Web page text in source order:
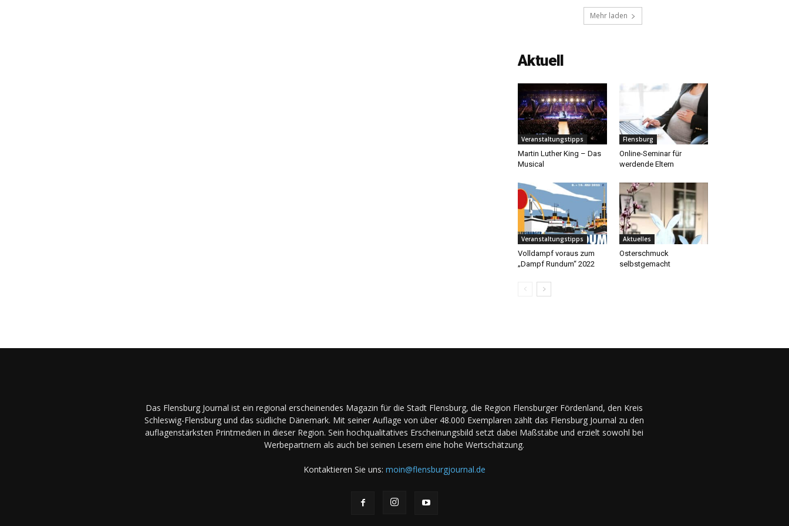
Mehr laden
Aktuell
Veranstaltungstipps
Martin Luther King – Das
Musical
Flensburg
Online-Seminar für
werdende Eltern
Veranstaltungstipps
Volldampf voraus zum
„Dampf Rundum“ 2022
Aktuelles
Osterschmuck
selbstgemacht
Das Flensburg Journal ist ein regional erscheinendes Magazin für die Stadt Flensburg, die Region Flensburger Fördenland, den Kreis
Schleswig-Flensburg und das südliche Dänemark. Mit seiner Auflage von über 48.000 Exemplaren zählt das Flensburg Journal zu den
auflagenstärksten Printmedien in dieser Region. Sein hochqualitatives Erscheinungsbild setzt dabei Maßstäbe und erzielt sowohl bei
Werbepartnern als auch bei seinen Lesern eine hohe Wertschätzung.
Kontaktieren Sie uns: moin@flensburgjournal.de